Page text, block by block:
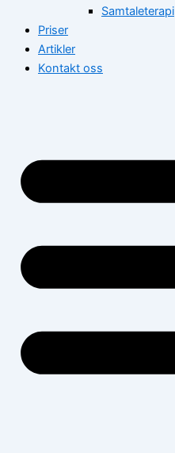
Samtaleterapi
Priser
Artikler
Kontakt oss